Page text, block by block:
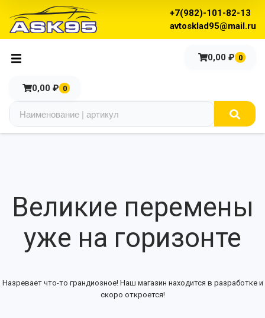
+7(982)-101-82-13
avtosklad95@mail.ru
0,00 ₽ 0
0,00 ₽ 0
Великие перемены
уже на горизонте
Назревает что-то грандиозное! Наш магазин находится в разработке и
скоро откроется!